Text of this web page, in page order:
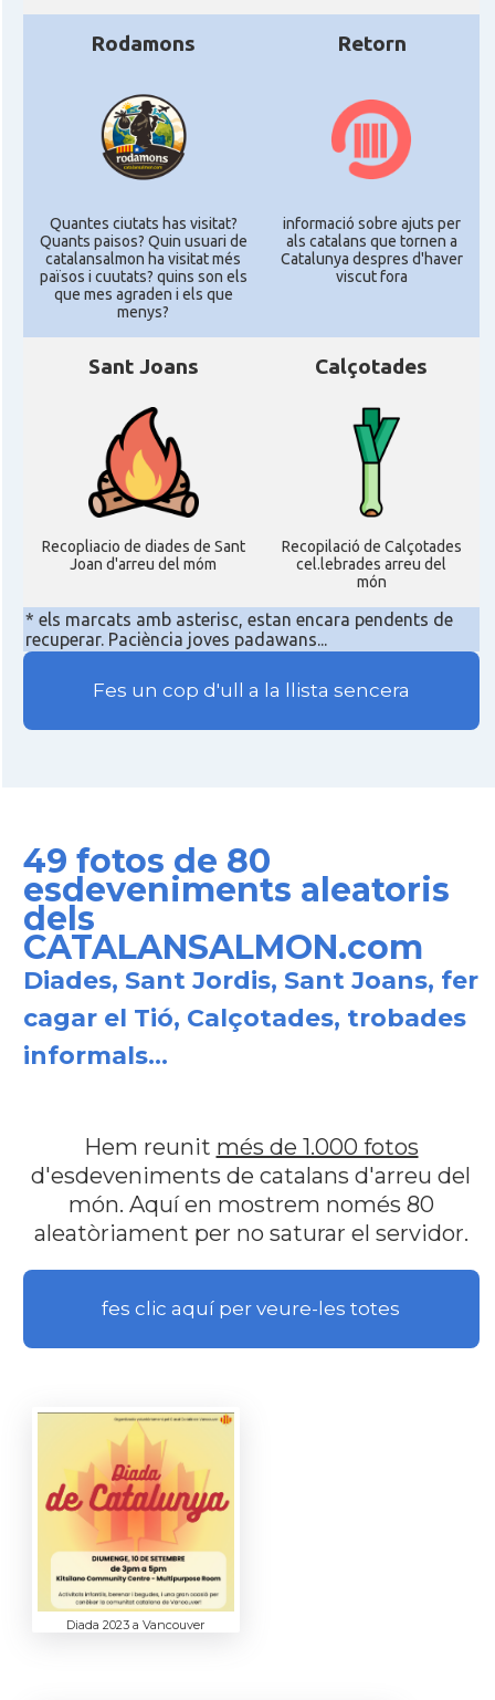
Rodamons
Quantes ciutats has visitat?
Quants paisos? Quin usuari de
catalansalmon ha visitat més
països i cuutats? quins son els
que mes agraden i els que
menys?
Retorn
informació sobre ajuts per
als catalans que tornen a
Catalunya despres d'haver
viscut fora
Sant Joans
Recopliacio de diades de Sant
Joan d'arreu del móm
Calçotades
Recopilació de Calçotades
cel.lebrades arreu del
món
* els marcats amb asterisc, estan encara pendents de
recuperar. Paciència joves padawans...
Fes un cop d'ull a la llista sencera
49 fotos de 80
esdeveniments aleatoris
dels
CATALANSALMON.com
Diades, Sant Jordis, Sant Joans, fer
cagar el Tió, Calçotades, trobades
informals...
Hem reunit més de 1.000 fotos
d'esdeveniments de catalans d'arreu del
món. Aquí en mostrem només 80
aleatòriament per no saturar el servidor.
fes clic aquí per veure-les totes
Diada 2023 a Vancouver